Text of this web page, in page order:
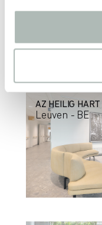
AZ HEILIG HART
Leuven - BE